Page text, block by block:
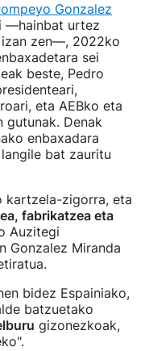
Gonzalez
—hainbat urtez
zen—, 2022ko
sei
beste, Pedro
eta AEBko eta
gutunak. Denak
enbaxadara
bat zauritu
kartzela-zigorra, eta
fabrikatzea eta
Auzitegi
Gonzalez Miranda
bidez Espainiako,
batzuetako
gizonezkoak,